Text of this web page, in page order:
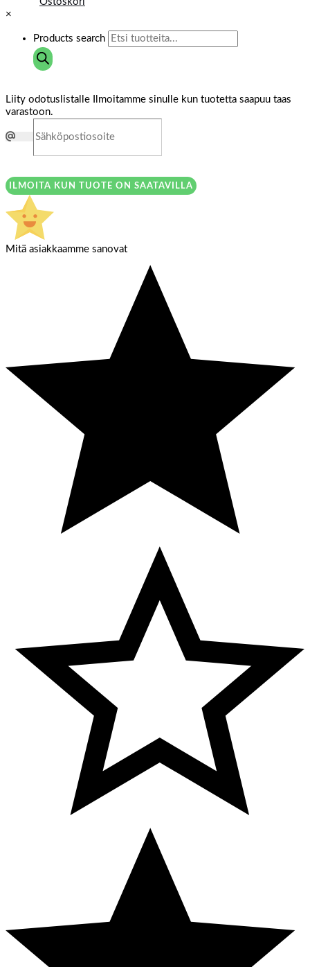
×
Products search
Liity odotuslistalle
Ilmoitamme sinulle kun tuotetta saapuu taas
varastoon.
ILMOITA KUN TUOTE ON SAATAVILLA
Mitä asiakkaamme sanovat